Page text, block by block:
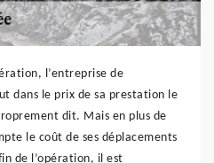
l’entreprise de
dans le prix de sa prestation le
dit. Mais en plus de
le coût de ses déplacements
de l’opération, il est